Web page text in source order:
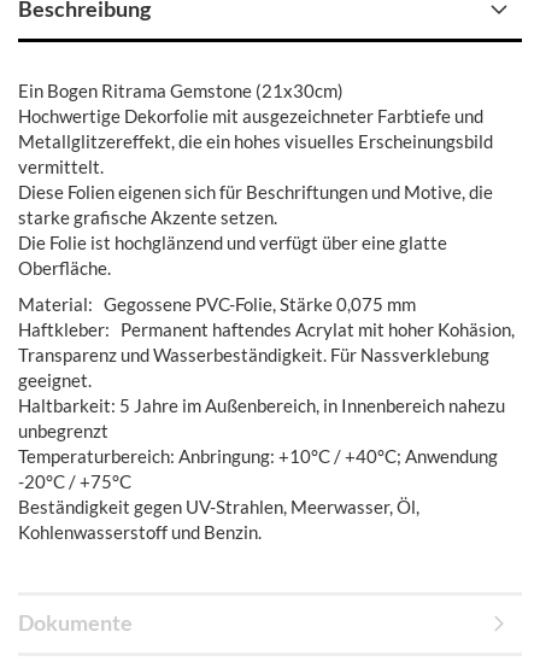
Beschreibung
Ein Bogen Ritrama Gemstone (21x30cm)
Hochwertige Dekorfolie mit ausgezeichneter Farbtiefe und
Metallglitzereffekt, die ein hohes visuelles Erscheinungsbild
vermittelt.
Diese Folien eigenen sich für Beschriftungen und Motive, die
starke grafische Akzente setzen.
Die Folie ist hochglänzend und verfügt über eine glatte
Oberfläche.
Material: Gegossene PVC-Folie, Stärke 0,075 mm
Haftkleber: Permanent haftendes Acrylat mit hoher Kohäsion,
Transparenz und Wasserbeständigkeit. Für Nassverklebung
geeignet.
Haltbarkeit: 5 Jahre im Außenbereich, in Innenbereich nahezu
unbegrenzt
Temperaturbereich: Anbringung: +10°C / +40°C; Anwendung
-20°C / +75°C
Beständigkeit gegen UV-Strahlen, Meerwasser, Öl,
Kohlenwasserstoff und Benzin.
Dokumente